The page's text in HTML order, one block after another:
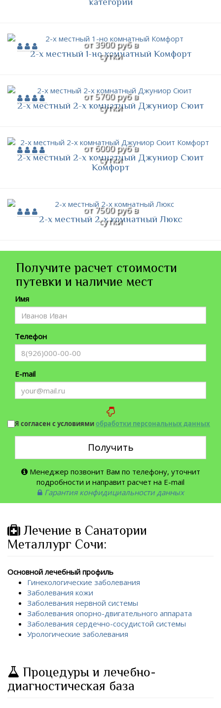
от 3900 руб в
сутки
2-х местный 1-но комнатный Комфорт
от 5700 руб в
сутки
2-х местный 2-х комнатный Джуниор Сюит
от 6000 руб в
сутки
2-х местный 2-х комнатный Джуниор Сюит
Комфорт
от 7500 руб в
сутки
2-х местный 2-х комнатный Люкс
Получите расчет стоимости
путевки и наличие мест
Имя
Телефон
E-mail
Я согласен с условиямиобработки персональных данных
Получить
Менеджер позвонит Вам по телефону, уточнит
подробности и направит расчет на E-mail
Гарантия конфидициальности данных
Лечение в Санатории
Металлург Сочи:
Основной лечебный профиль
Гинекологические заболевания
Заболевания кожи
Заболевания нервной системы
Заболевания опорно-двигательного аппарата
Заболевания сердечно-сосудистой системы
Урологические заболевания
Процедуры и лечебно-
диагностическая база